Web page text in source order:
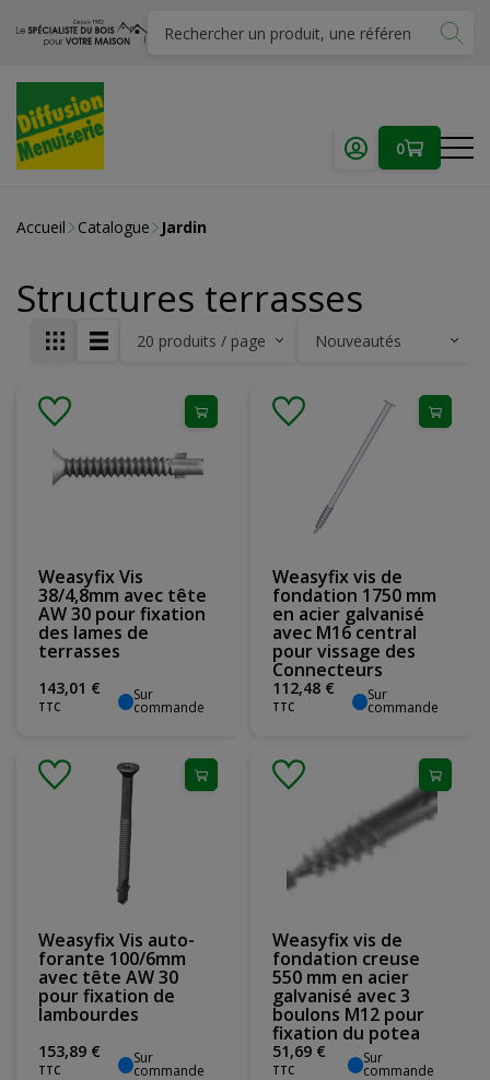
0
Accueil Catalogue Jardin
Structures terrasses
Weasyfix Vis
38/4,8mm avec tête
AW 30 pour fixation
des lames de
terrasses
143,01 €
TTC
Sur
commande
Weasyfix vis de
fondation 1750 mm
en acier galvanisé
avec M16 central
pour vissage des
Connecteurs
112,48 €
TTC
Sur
commande
Weasyfix Vis auto-
forante 100/6mm
avec tête AW 30
pour fixation de
lambourdes
153,89 €
TTC
Sur
commande
Weasyfix vis de
fondation creuse
550 mm en acier
galvanisé avec 3
boulons M12 pour
fixation du potea
51,69 €
TTC
Sur
commande